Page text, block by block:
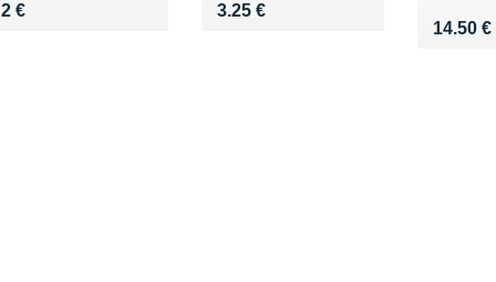
2 €
Vendu 2 € 3.25 €
Vendu 3.25 €
14.50 €
Vendu